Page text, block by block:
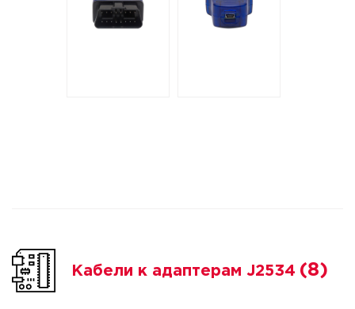
Кабели к адаптерам J2534 (8)